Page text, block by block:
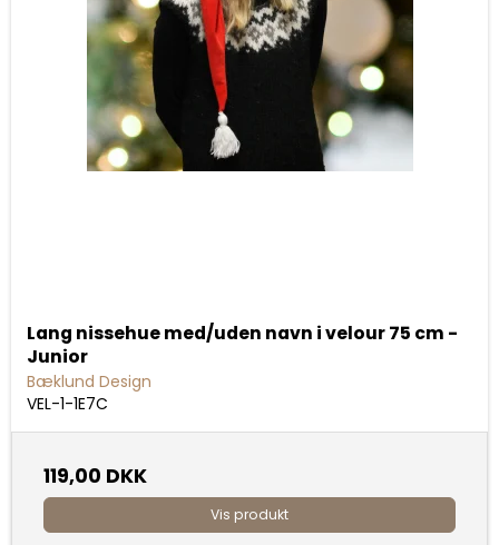
Lang nissehue med/uden navn i velour 75 cm -
Junior
Bæklund Design
VEL-1-1E7C
119,00 DKK
Vis produkt